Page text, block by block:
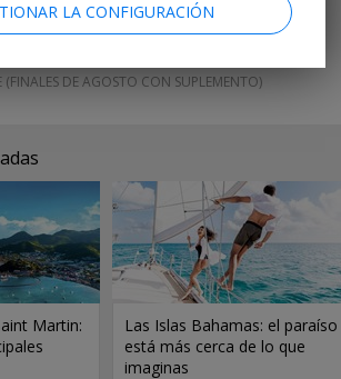
Todo Incluido (sí, todo)
(FINALES DE AGOSTO CON SUPLEMENTO)
Martin:
Las Islas Bahamas: el paraíso
está más cerca de lo que
imaginas
LA CONFIGURACIÓN